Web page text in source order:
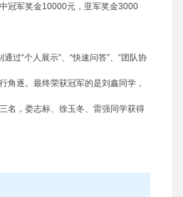
冠军奖金10000元，亚军奖金3000
“个人展示”、“快速问答”、“团队协
角逐。最终荣获冠军的是刘鑫同学，
名，娄志标、徐玉冬、雷强同学获得